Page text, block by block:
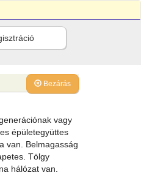
Bezárás
vagy
épületegyüttes
van. Belmagasság
Tölgy
hálózat van.